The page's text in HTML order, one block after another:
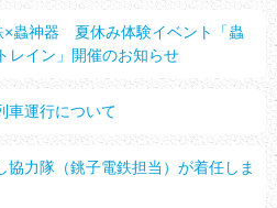
×蟲神器 夏休み体験イベント「蟲
レイン」開催のお知らせ
車運行について
協力隊（銚子電鉄担当）が着任しま